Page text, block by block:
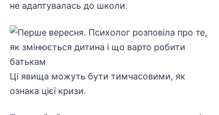
не адаптувалась до школи.
Ці явища можуть бути тимчасовими, як
ознака цієї кризи.